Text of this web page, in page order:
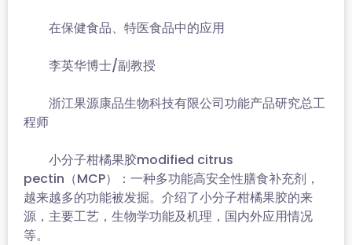
在保健食品、特医食品中的应用
李英华博士/副教授
浙江果源康品生物科技有限公司功能产品研究总工
程师
小分子柑橘果胶modified citrus
pectin（MCP）：一种多功能高安全性膳食补充剂，
越来越多的功能被发掘。介绍了小分子柑橘果胶的来
源，主要工艺，生物学功能及机理，国内外应用情况
等。